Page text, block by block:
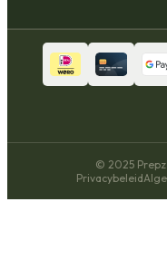
© 2025
Privacybeleid